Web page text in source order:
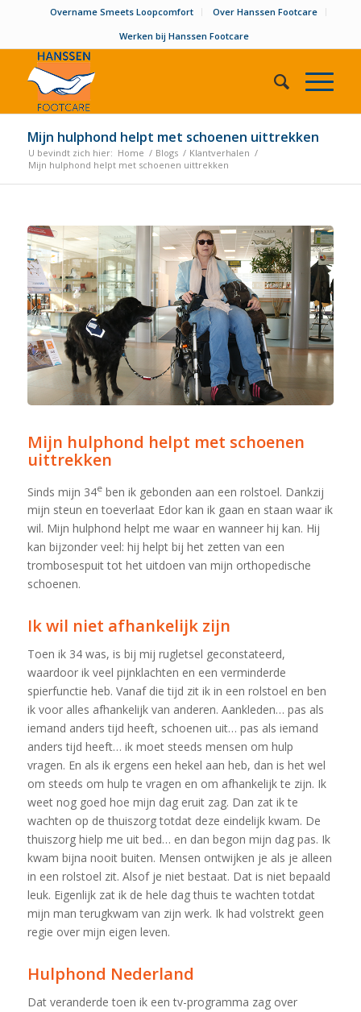
Overname Smeets Loopcomfort
Over Hanssen Footcare
Werken bij Hanssen Footcare
Mijn hulphond helpt met schoenen uittrekken
U bevindt zich hier: Home / Blogs / Klantverhalen /
Mijn hulphond helpt met schoenen uittrekken
Mijn hulphond helpt met schoenen
uittrekken
Sinds mijn 34eben ik gebonden aan een rolstoel. Dankzij
mijn steun en toeverlaat Edor kan ik gaan en staan waar ik
wil. Mijn hulphond helpt me waar en wanneer hij kan. Hij
kan bijzonder veel: hij helpt bij het zetten van een
trombosespuit tot het uitdoen van mijn orthopedische
schoenen.
Ik wil niet afhankelijk zijn
Toen ik 34 was, is bij mij rugletsel geconstateerd,
waardoor ik veel pijnklachten en een verminderde
spierfunctie heb. Vanaf die tijd zit ik in een rolstoel en ben
ik voor alles afhankelijk van anderen. Aankleden… pas als
iemand anders tijd heeft, schoenen uit… pas als iemand
anders tijd heeft… ik moet steeds mensen om hulp
vragen. En als ik ergens een hekel aan heb, dan is het wel
om steeds om hulp te vragen en om afhankelijk te zijn. Ik
weet nog goed hoe mijn dag eruit zag. Dan zat ik te
wachten op de thuiszorg totdat deze eindelijk kwam. De
thuiszorg hielp me uit bed… en dan begon mijn dag pas. Ik
kwam bijna nooit buiten. Mensen ontwijken je als je alleen
in een rolstoel zit. Alsof je niet bestaat. Dat is niet bepaald
leuk. Eigenlijk zat ik de hele dag thuis te wachten totdat
mijn man terugkwam van zijn werk. Ik had volstrekt geen
regie over mijn eigen leven.
Hulphond Nederland
Dat veranderde toen ik een tv-programma zag over